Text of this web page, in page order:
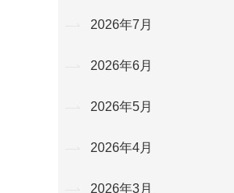
2026年7月
2026年6月
2026年5月
2026年4月
2026年3月